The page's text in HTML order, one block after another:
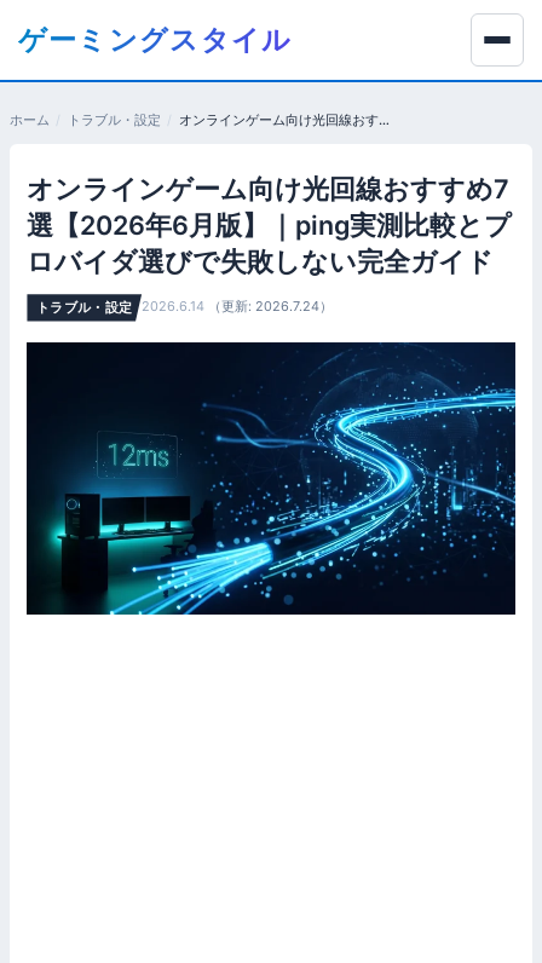
ツ
ゲーミングスタイル
ホーム トラブル・設定 オンラインゲーム向け光回線おすすめ7選【2026年6月版】｜ping実測比較とプロバイダ選びで失敗しない完全ガイド
オンラインゲーム向け光回線おすすめ7
選【2026年6月版】｜ping実測比較とプ
ロバイダ選びで失敗しない完全ガイド
トラブル・設定 2026.6.14 （更新: 2026.7.24）